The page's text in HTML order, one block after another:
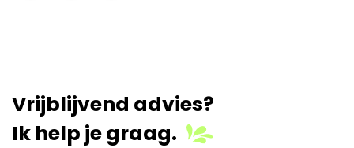
Vrijblijvend advies?
Ik help je graag.